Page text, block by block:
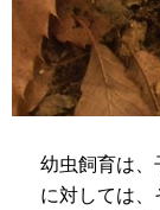
幼虫飼育は、
に対しては、